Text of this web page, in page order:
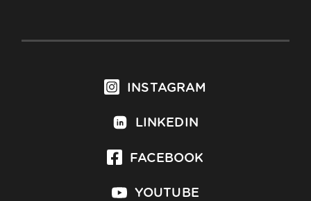
INSTAGRAM
LINKEDIN
FACEBOOK
YOUTUBE